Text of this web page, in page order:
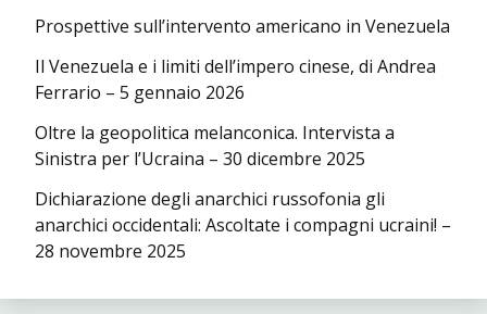
Prospettive sull’intervento americano in Venezuela
Il Venezuela e i limiti dell’impero cinese, di Andrea
Ferrario – 5 gennaio 2026
Oltre la geopolitica melanconica. Intervista a
Sinistra per l’Ucraina – 30 dicembre 2025
Dichiarazione degli anarchici russofonia gli
anarchici occidentali: Ascoltate i compagni ucraini! –
28 novembre 2025